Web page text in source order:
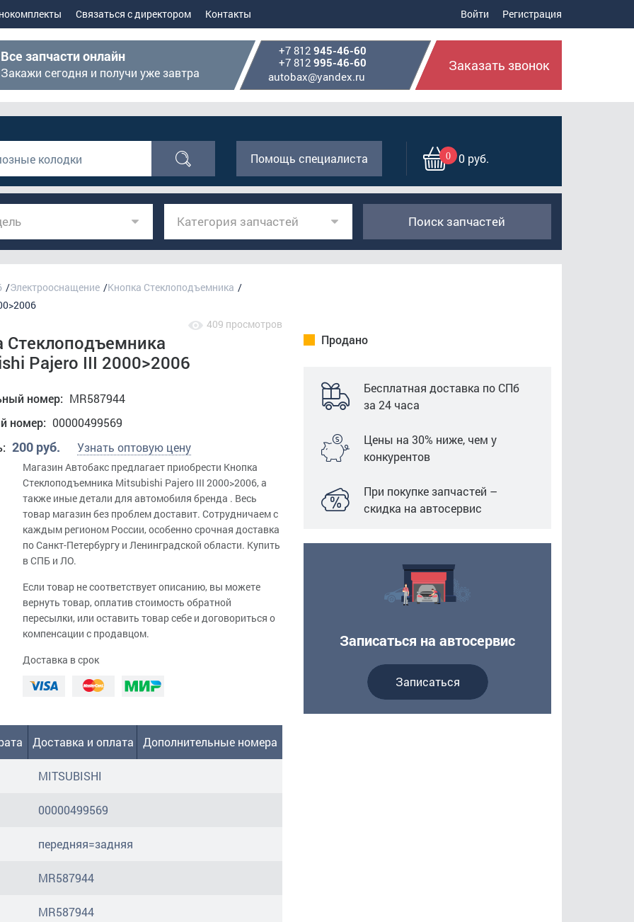
Связаться с директором Контакты Войти Регистрация
Все запчасти онлайн
Закажи сегодня и получи уже завтра
+7 812 945-46-60
+7 812 995-46-60
autobax@yandex.ru
Заказать звонок
Помощь специалиста 0 0 руб.
Категория запчастей Поиск запчастей
Электрооснащение
Кнопка Стеклоподъемника
409 просмотров
Стеклоподъемника
Pajero III 2000>2006
номер: MR587944
номер: 00000499569
200 руб. Узнать оптовую цену
Магазин Автобакс предлагает приобрести Кнопка
Стеклоподъемника Mitsubishi Pajero III 2000>2006, а
также иные детали для автомобиля бренда . Весь
товар магазин без проблем доставит. Сотрудничаем с
каждым регионом России, особенно срочная доставка
по Санкт-Петербургу и Ленинградской области. Купить
в СПБ и ЛО.
Если товар не соответствует описанию, вы можете
вернуть товар, оплатив стоимость обратной
пересылки, или оставить товар себе и договориться о
компенсации с продавцом.
Доставка в срок
Доставка и оплата Дополнительные номера
MITSUBISHI
00000499569
передняя=задняя
MR587944
MR587944
Продано
Бесплатная доставка по СПб
за 24 часа
Цены на 30% ниже, чем у
конкурентов
При покупке запчастей –
скидка на автосервис
Записаться на автосервис
Записаться